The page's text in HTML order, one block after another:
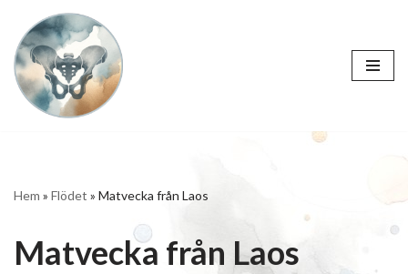
Hoppa
till
innehåll
Hem » Flödet » Matvecka från Laos
Matvecka från Laos